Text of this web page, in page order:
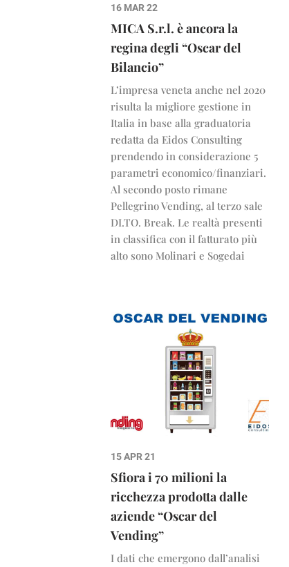
16 MAR 22
MICA S.r.l. è ancora la
regina degli “Oscar del
Bilancio”
L’impresa veneta anche nel 2020
risulta la migliore gestione in
Italia in base alla graduatoria
redatta da Eidos Consulting
prendendo in considerazione 5
parametri economico/finanziari.
Al secondo posto rimane
Pellegrino Vending, al terzo sale
DI.TO. Break. Le realtà presenti
in classifica con il fatturato più
alto sono Molinari e Sogedai
15 APR 21
Sfiora i 70 milioni la
ricchezza prodotta dalle
aziende “Oscar del
Vending”
I dati che emergono dall’analisi